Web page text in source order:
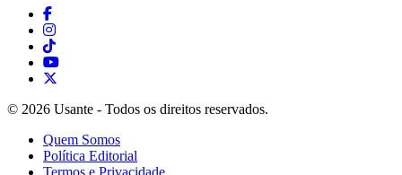
© 2026 Usante - Todos os direitos reservados.
Quem Somos
Política Editorial
Termos e Privacidade